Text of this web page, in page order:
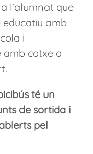
l'alumnat que
amb
i
cotxe o
té un
de sortida i
pel